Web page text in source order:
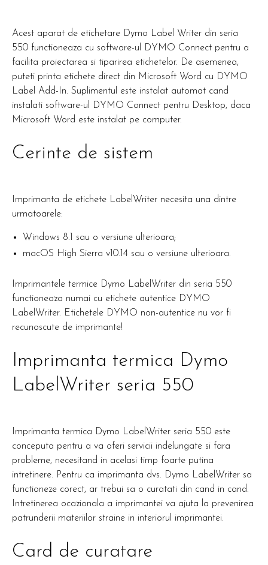
Acest aparat de etichetare Dymo Label Writer din seria
550 functioneaza cu software-ul DYMO Connect pentru a
facilita proiectarea si tiparirea etichetelor. De asemenea,
puteti printa etichete direct din Microsoft Word cu DYMO
Label Add-In. Suplimentul este instalat automat cand
instalati software-ul DYMO Connect pentru Desktop, daca
Microsoft Word este instalat pe computer.
Cerinte de sistem
Imprimanta de etichete LabelWriter necesita una dintre
urmatoarele:
Windows 8.1 sau o versiune ulterioara;
macOS High Sierra v10.14 sau o versiune ulterioara.
Imprimantele termice Dymo LabelWriter din seria 550
functioneaza numai cu etichete autentice DYMO
LabelWriter. Etichetele DYMO non-autentice nu vor fi
recunoscute de imprimante!
Imprimanta termica Dymo
LabelWriter seria 550
Imprimanta termica Dymo LabelWriter seria 550 este
conceputa pentru a va oferi servicii indelungate si fara
probleme, necesitand in acelasi timp foarte putina
intretinere. Pentru ca imprimanta dvs. Dymo LabelWriter sa
functioneze corect, ar trebui sa o curatati din cand in cand.
Intretinerea ocazionala a imprimantei va ajuta la prevenirea
patrunderii materiilor straine in interiorul imprimantei.
Card de curatare